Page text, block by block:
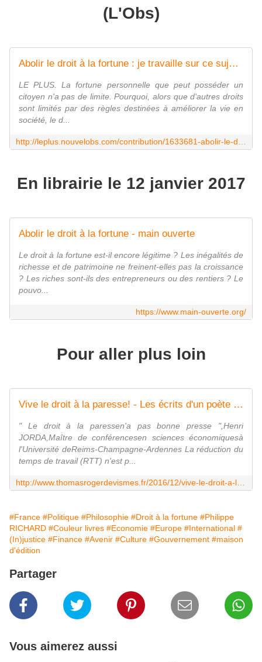
(L'Obs)
Abolir le droit à la fortune : je travaille sur ce sujet tabou et je me sens bien seul
LE PLUS. La fortune personnelle que peut posséder un
citoyen n'a pas de limite. Pourquoi, alors que d'autres droits
sont limités par des règles destinées à améliorer la vie en
société, le d...
En librairie le 12 janvier 2017
Abolir le droit à la fortune - main ouverte
Le droit à la fortune est-il encore légitime ? Les inégalités de
richesse et de patrimoine ne freinent-elles pas la croissance
? Les riches sont-ils des entrepreneurs ou des rentiers ? Le
pouvo...
https://www.main-ouverte.org/
Pour aller plus loin
Vive le droit à la paresse! - Les écrits d'un poète français
" Le droit à la paressen'a pas bonne presse ",Henri
JORDA,Maître de conférencesen sciences économiquesà
l'Université deReims-Champagne-Ardennes La réduction du
temps de travail (RTT) n'est p...
#France #Politique #Philosophie #Droit à la fortune #Philippe
RICHARD #Couleur livres #Economie #Europe #International #
(In)justice #Finance #Avenir #Culture #Gouvernement #maison
d'édition
Partager
Vous aimerez aussi